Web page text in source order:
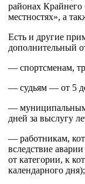
районах
местностях», а
Есть и другие
дополнительный
— спортсменам,
— судьям — от 5
—
дней за выслугу
— работникам,
вследствие
от категории, к
календарного дня);